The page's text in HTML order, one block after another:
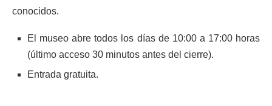
conocidos.
El museo abre todos los días de 10:00 a 17:00 horas
(último acceso 30 minutos antes del cierre).
Entrada gratuita.